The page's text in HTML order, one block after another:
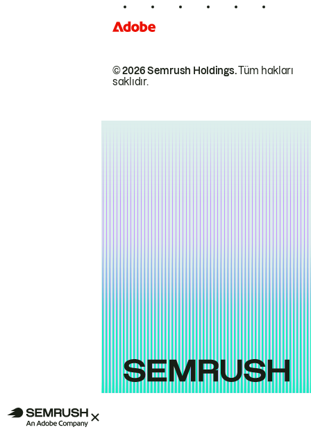
© 2026 Semrush Holdings.Tüm hakları
saklıdır.